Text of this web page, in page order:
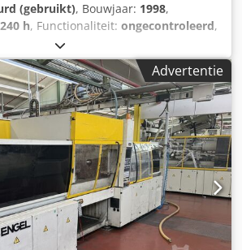
(gebruikt), Bouwjaar: 1998,
h, Functionaliteit: ongecontroleerd,
34477
2.200 mm, totale hoogte:2.500 mm,
kg, inclusief handling-lineaire robot
Ajf Te koop: een gebruikte machine,
dat zijn locatie heeft gesloten.
van enige aansprakelijkheid voor
De machine is niet getest, maar was
Advertentie